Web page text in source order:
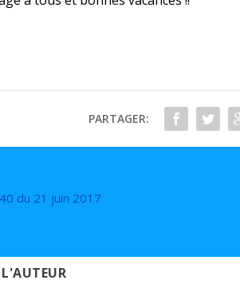
PARTAGER:
du 21 juin 2017